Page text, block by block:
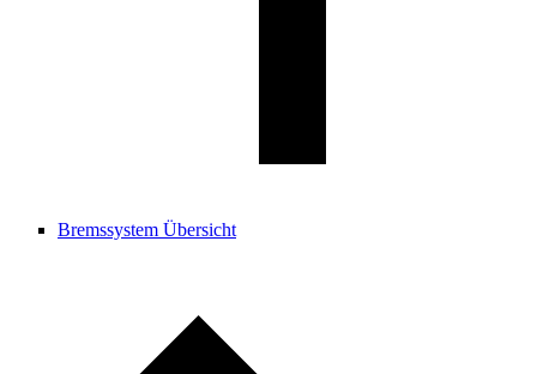
Bremssystem Übersicht